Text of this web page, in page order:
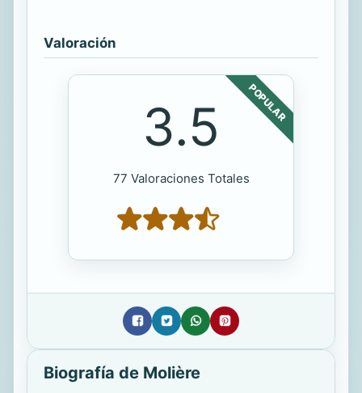
Valoración
POPULAR
3.5
77 Valoraciones Totales
Biografía de Molière